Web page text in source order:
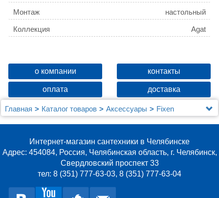
Монтаж настольный
Коллекция Agat
о компании контакты
оплата доставка
Главная Каталог товаров Аксессуары
Fixen
Мыльница Fixsen Agat FX-220-4
Интернет-магазин сантехники в Челябинске
Адрес: 454084, Россия, Челябинская область, г. Челябинск,
Свердловский проспект 33
тел: 8 (351) 777-63-03, 8 (351) 777-63-04